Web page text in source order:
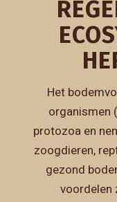
Het
organismen
protozoa en
zoogdieren,
gezond
voordelen